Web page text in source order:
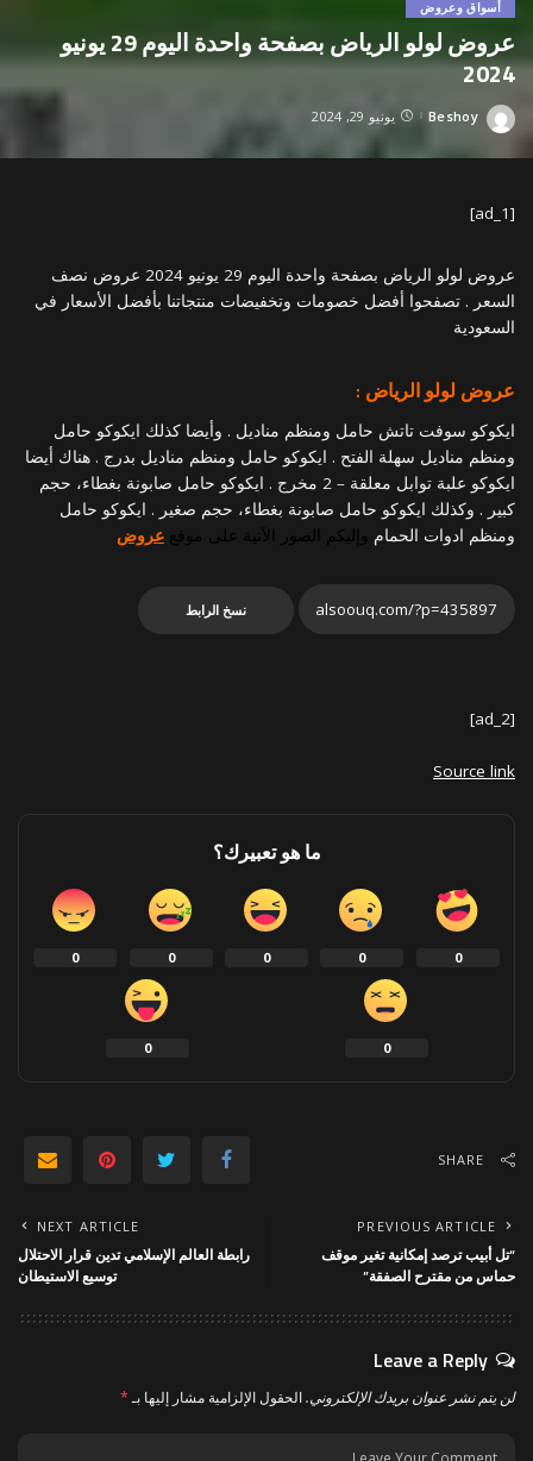
أسواق وعروض
عروض لولو الرياض بصفحة واحدة اليوم 29 يونيو
2024
Posted
Beshoy يونيو 29, 2024
[ad_1]
عروض لولو الرياض بصفحة واحدة اليوم 29 يونيو 2024 عروض نصف
السعر . تصفحوا أفضل خصومات وتخفيضات منتجاتنا بأفضل الأسعار في
السعودية
عروض لولو الرياض :
ايكوكو سوفت تاتش حامل ومنظم مناديل . وأيضا كذلك ايكوكو حامل
ومنظم مناديل سهلة الفتح . ايكوكو حامل ومنظم مناديل بدرج . هناك أيضا
ايكوكو علبة توابل معلقة – 2 مخرج . ايكوكو حامل صابونة بغطاء، حجم
كبير . وكذلك ايكوكو حامل صابونة بغطاء، حجم صغير . ايكوكو حامل
ومنظم ادوات الحمام و إليكم الصور الآتية على موقع عروض
نسخ الرابط
[ad_2]
Source link
ما هو تعبيرك؟
0
0
0
0
0
0
0
SHARE
PREVIOUS ARTICLE
“تل أبيب ترصد إمكانية تغير موقف
حماس من مقترح الصفقة”
NEXT ARTICLE
رابطة العالم الإسلامي تدين قرار الاحتلال
توسيع الاستيطان
Leave a Reply
لن يتم نشر عنوان بريدك الإلكتروني.الحقول الإلزامية مشار إليها بـ*